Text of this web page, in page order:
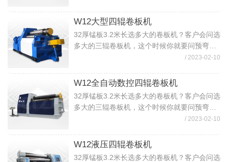
大就选用W11S-45X3200卷...
W12大型四辊卷板机
32厚锰板3.2米长选多大的卷板机？客户会问选
多大的三辊卷板机，这个时候你就要问预弯还
是不预弯？这个选的型号不一样价格也会不一
大就选用W11S-45X3200卷...
/ 2023-02-10
W12全自动数控四辊卷板机
32厚锰板3.2米长选多大的卷板机？客户会问选
多大的三辊卷板机，这个时候你就要问预弯还
是不预弯？这个选的型号不一样价格也会不一
大就选用W11S-45X3200卷...
/ 2023-02-10
W12液压四辊卷板机
32厚锰板3.2米长选多大的卷板机？客户会问选